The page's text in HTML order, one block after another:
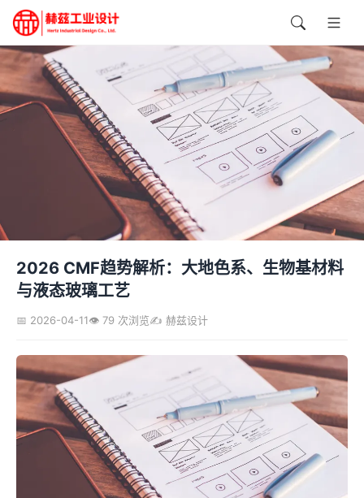
2026 CMF趋势解析：大地色系、生物基材料
与液态玻璃工艺
📅 2026-04-11👁️ 79 次浏览✍️ 赫兹设计